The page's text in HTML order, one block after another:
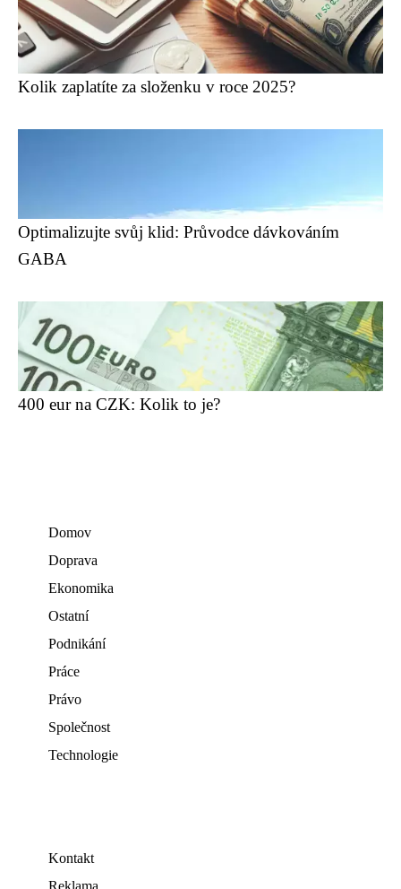
Kolik zaplatíte za složenku v roce 2025?
Optimalizujte svůj klid: Průvodce dávkováním
GABA
400 eur na CZK: Kolik to je?
Domov
Doprava
Ekonomika
Ostatní
Podnikání
Práce
Právo
Společnost
Technologie
Kontakt
Reklama